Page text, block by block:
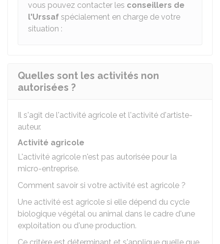
vous pouvez contacter les conseillers de
l'Urssaf spécialement en charge de votre
situation :
Quelles sont les activités non
autorisées ?
Il s'agit de l'activité agricole et l'activité d'artiste-
auteur.
Activité agricole
L'activité agricole n'est pas autorisée pour la
micro-entreprise.
Comment savoir si votre activité est agricole ?
Une activité est agricole si elle dépend du cycle
biologique végétal ou animal dans le cadre d'une
exploitation ou d'une production.